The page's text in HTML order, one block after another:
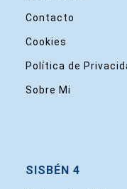
Contacto
Cookies
Política de
Sobre Mi
SISBÉN 4